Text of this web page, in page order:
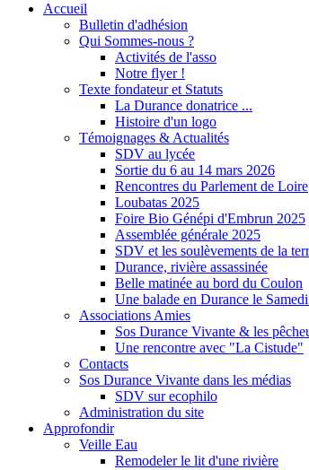
Accueil
Bulletin d'adhésion
Qui Sommes-nous ?
Activités de l'asso
Notre flyer !
Texte fondateur et Statuts
La Durance donatrice ...
Histoire d'un logo
Témoignages & Actualités
SDV au lycée
Sortie du 6 au 14 mars 2026
Rencontres du Parlement de Loire
Loubatas 2025
Foire Bio Génépi d'Embrun 2025
Assemblée générale 2025
SDV et les soulèvements de la
Durance, rivière assassinée
Belle matinée au bord du Coulon
Une balade en Durance le
Associations Amies
Sos Durance Vivante & les
Une rencontre avec "La Cistude"
Contacts
Sos Durance Vivante dans les médias
SDV sur ecophilo
Administration du site
Approfondir
Veille Eau
Remodeler le lit d'une rivière